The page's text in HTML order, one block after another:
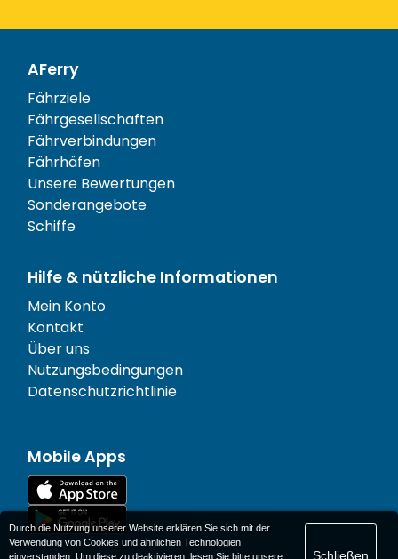
AFerry
Fährziele
Fährgesellschaften
Fährverbindungen
Fährhäfen
Unsere Bewertungen
Sonderangebote
Schiffe
Hilfe & nützliche Informationen
Mein Konto
Kontakt
Über uns
Nutzungsbedingungen
Datenschutzrichtlinie
Mobile Apps
Durch die Nutzung unserer Website erklären Sie sich mit der
Verwendung von Cookies und ähnlichen Technologien
einverstanden. Um diese zu deaktivieren, lesen Sie bitte unsere
Schließen